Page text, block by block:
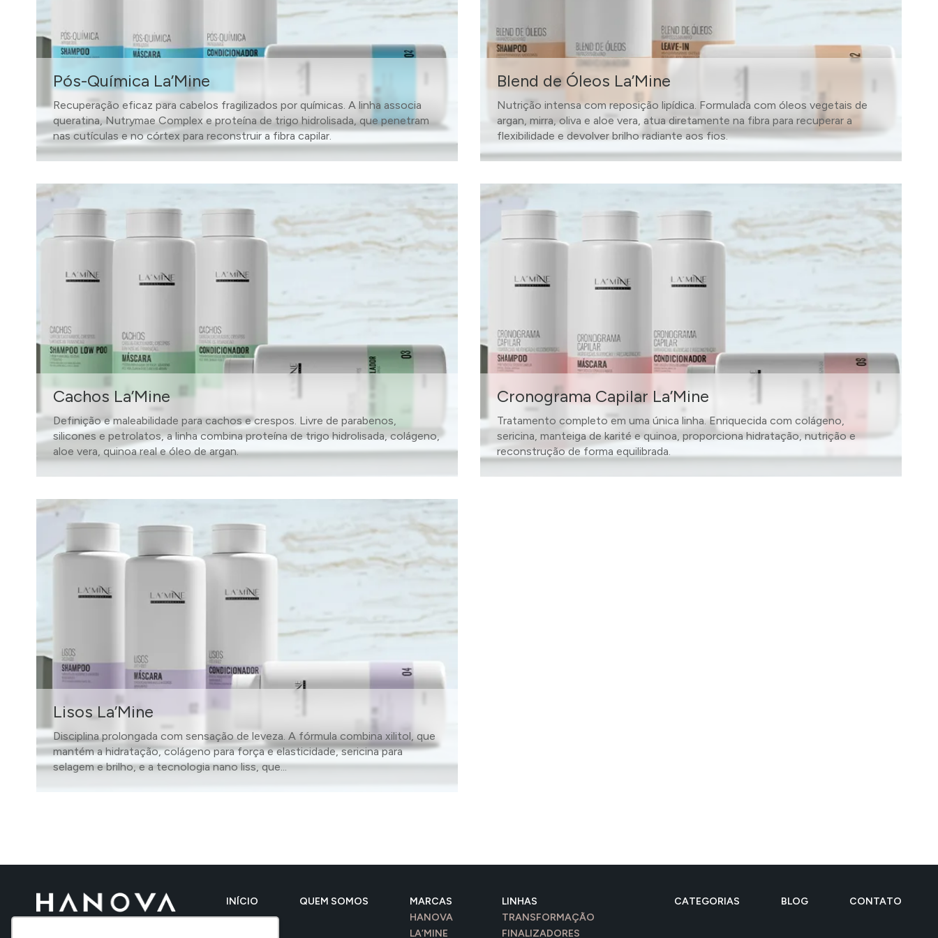
Pós-Química La’Mine
Recuperação eficaz para cabelos fragilizados por químicas. A linha associa
queratina, Nutrymae Complex e proteína de trigo hidrolisada, que penetram
nas cutículas e no córtex para reconstruir a fibra capilar.
Blend de Óleos La’Mine
Nutrição intensa com reposição lipídica. Formulada com óleos vegetais de
argan, mirra, oliva e aloe vera, atua diretamente na fibra para recuperar a
flexibilidade e devolver brilho radiante aos fios.
Cachos La’Mine
Definição e maleabilidade para cachos e crespos. Livre de parabenos,
silicones e petrolatos, a linha combina proteína de trigo hidrolisada, colágeno,
aloe vera, quinoa real e óleo de argan.
Cronograma Capilar La’Mine
Tratamento completo em uma única linha. Enriquecida com colágeno,
sericina, manteiga de karité e quinoa, proporciona hidratação, nutrição e
reconstrução de forma equilibrada.
Lisos La’Mine
Disciplina prolongada com sensação de leveza. A fórmula combina xilitol, que
mantém a hidratação, colágeno para força e elasticidade, sericina para
selagem e brilho, e a tecnologia nano liss, que...
INÍCIO QUEM SOMOS
MARCAS
HANOVA
LA’MINE
LINHAS
TRANSFORMAÇÃO
FINALIZADORES
CATEGORIAS BLOG CONTATO